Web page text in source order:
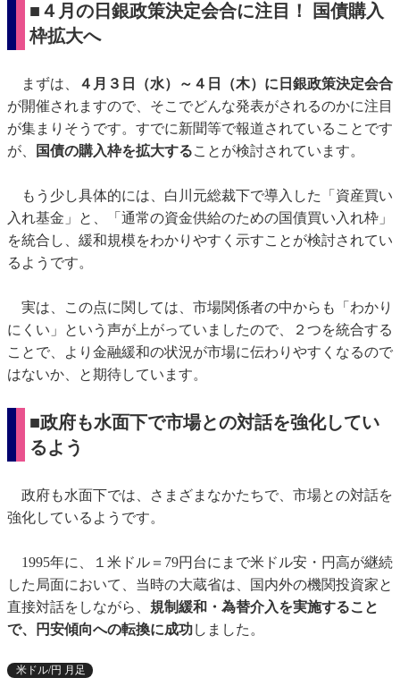
■４月の日銀政策決定会合に注目！ 国債購入
枠拡大へ
まずは、
４月３日（水）～４日（木）に日銀政策決定会合
が開催されますので、そこでどんな発表がされるのかに注目
が集まりそうです。すでに新聞等で報道されていることです
が、
国債の購入枠を拡大することが検討されています。
もう少し具体的には、白川元総裁下で導入した「資産買い
入れ基金」と、「通常の資金供給のための国債買い入れ枠」
を統合し、緩和規模をわかりやすく示すことが検討されてい
るようです。
実は、この点に関しては、市場関係者の中からも「わかり
にくい」という声が上がっていましたので、２つを統合する
ことで、より金融緩和の状況が市場に伝わりやすくなるので
はないか、と期待しています。
■政府も水面下で市場との対話を強化してい
るよう
政府も水面下では、さまざまなかたちで、市場との対話を
強化しているようです。
1995年に、１米ドル＝79円台にまで米ドル安・円高が継続
した局面において、当時の大蔵省は、国内外の機関投資家と
直接対話をしながら、 規制緩和・為替介入を実施すること
で、円安傾向への転換に成功しました。
米ドル/円 月足